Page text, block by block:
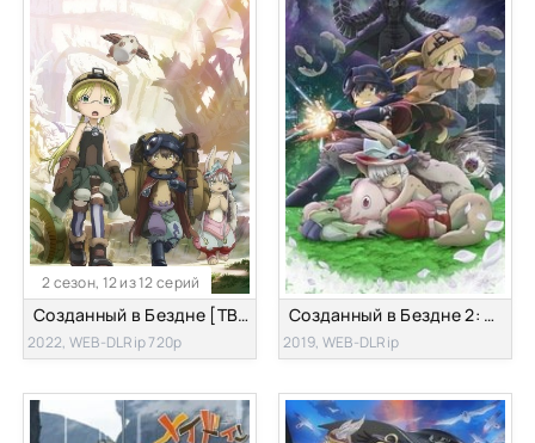
2 сезон, 12 из 12 серий
Созданный в Бездне [ТВ-2]
2022, WEB-DLRip 720p
Созданный в Бездне 2: Блуждающие сумерки [2019]
2019, WEB-DLRip